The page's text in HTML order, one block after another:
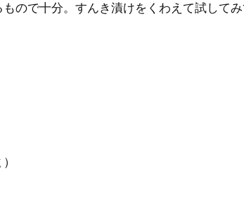
ので十分。すんき漬けをくわえて試してみ